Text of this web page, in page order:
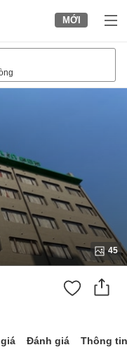
MỚI
45
Đánh giá Thông